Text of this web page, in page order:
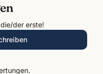
der erste!